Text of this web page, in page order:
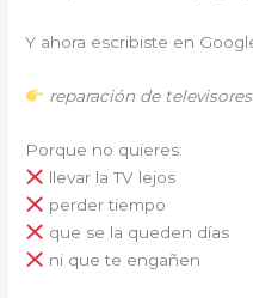
Y ahora escribiste en
reparación de
Porque no quieres:
llevar la TV lejos
perder tiempo
que se la queden días
ni que te engañen